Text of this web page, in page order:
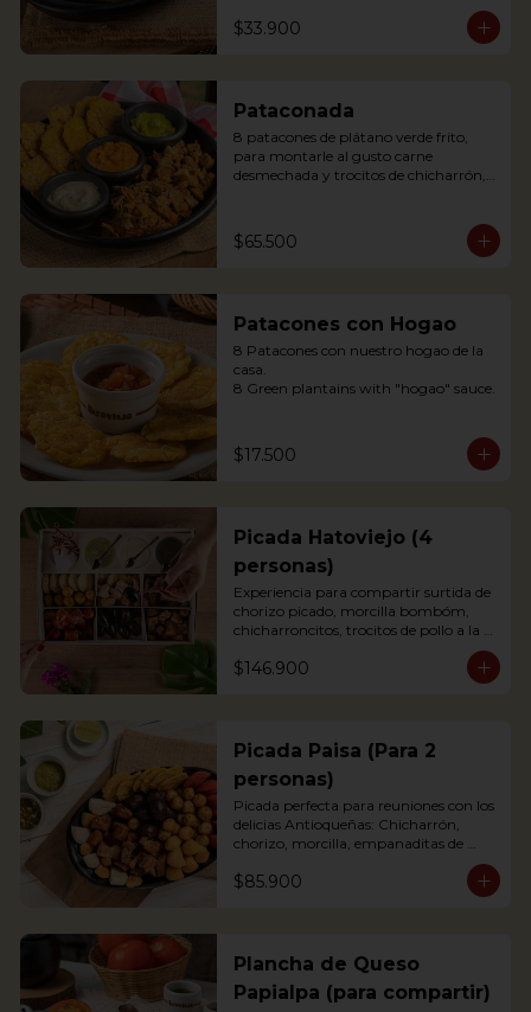
$33.900
Pataconada
8 patacones de plátano verde frito,
para montarle al gusto carne
desmechada y trocitos de chicharrón,
assemble with shredded meat and
chicharrón chunks, sour cream, refried
$65.500
Patacones con Hogao
8 Patacones con nuestro hogao de la
casa.
8 Green plantains with "hogao" sauce.
$17.500
Picada Hatoviejo (4
personas)
Experiencia para compartir surtida de
chorizo picado, morcilla bombóm,
chicharroncitos, trocitos de pollo a la
plancha, trocitos de carne de cerdo a la
plancha, trocitos de carne de res a la
$146.900
Picada Paisa (Para 2
personas)
Picada perfecta para reuniones con los
delicias Antioqueñas: Chicharrón,
chorizo, morcilla, empanaditas de
acompañada de arepas, limón y
$85.900
Plancha de Queso
Papialpa (para compartir)